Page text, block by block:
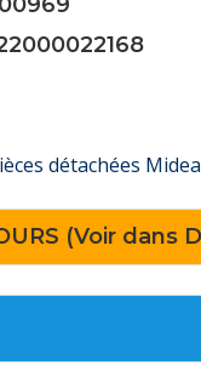
détachées Midea
(Voir dans